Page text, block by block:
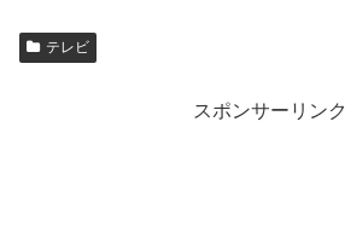
テレビ
スポンサーリンク